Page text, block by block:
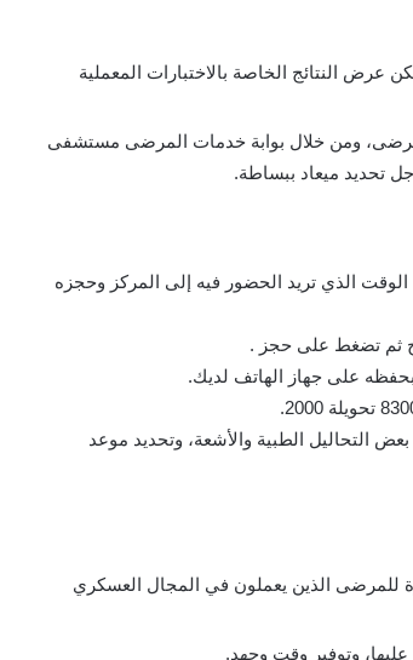
عرض النتائج الخاصة بالاختبارات المعملية
المرضى، ومن خلال بوابة خدمات المرضى مستشفى
تحديد ميعاد ببساطة.
الذي تريد الحضور فيه إلى المركز وحجزه
ثم تضغط على حجز .
بحفظه على جهاز الهاتف لديك.
التحاليل الطبية والأشعة، وتحديد موعد
للمرضى الذين يعملون في المجال العسكري
وتوفير وقت وجهد.